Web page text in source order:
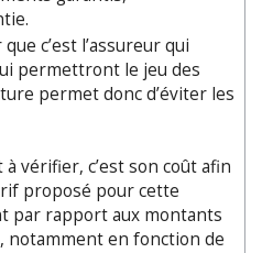
c’est l’assureur qui
permettront le jeu des
permet donc d’éviter les
vérifier, c’est son coût afin
proposé pour cette
par rapport aux montants
notamment en fonction de